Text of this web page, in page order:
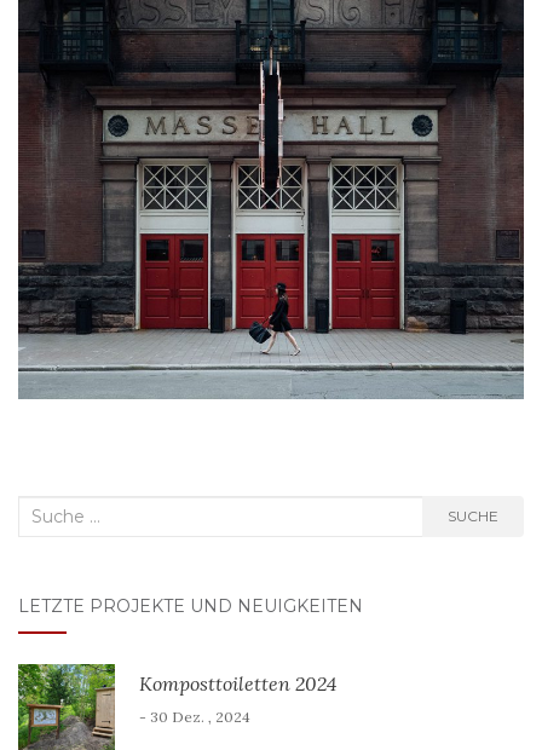
Suche
SUCHE
LETZTE PROJEKTE UND NEUIGKEITEN
Komposttoiletten 2024
- 30 Dez. , 2024